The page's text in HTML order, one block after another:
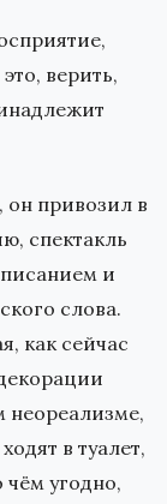
верить,
он привозил в
спектакль
и
слова.
как сейчас
неореализме,
в туалет,
угодно,